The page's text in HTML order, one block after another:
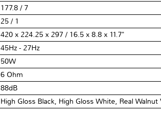
177.8 / 7
25 / 1
420 x 224.25 x 297 / 16.5 x 8.8 x 11.7"
45Hz - 27Hz
50W
6 Ohm
88dB
High Gloss Black, High Gloss White, Real Walnut